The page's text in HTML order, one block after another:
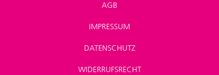
AGB
IMPRESSUM
DATENSCHUTZ
WIDERRUFSRECHT